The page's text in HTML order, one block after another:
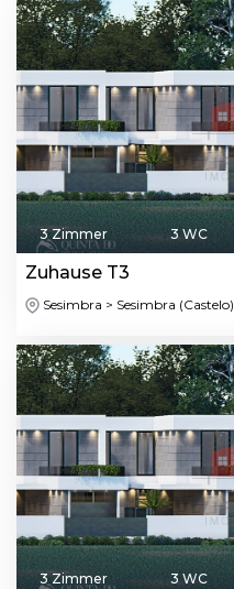
3 Zimmer 3 WC
Zuhause T3
Sesimbra > Sesimbra (Castelo)
3 Zimmer 3 WC